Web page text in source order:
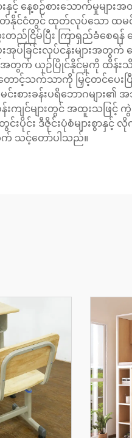
းနှင့် နေ့စဉ်စားသောက်မှုမျာ
င်ငံတွင် ထုတ်လုပ်သော ထမင်းစ
ြိမ်ပြီး ကြာရှည်ခံစေရန်
ပ်ခြင်းလုပ်ငန်းများအတွက်
အတွက် ယှဉ်ပြိုင်နိုင်မှုကို ထိန်း
သက်တောင့်သက်သာကို မြှင့်တင်ပ
ခန်းပရိဘောဂများ၏ အသုံး
န်းကျင်များတွင် အထူးသဖြင့်
င်း ဒီဇိုင်းပုံစံများစွာနှင့်
က် သင့်တော်ပါသည်။